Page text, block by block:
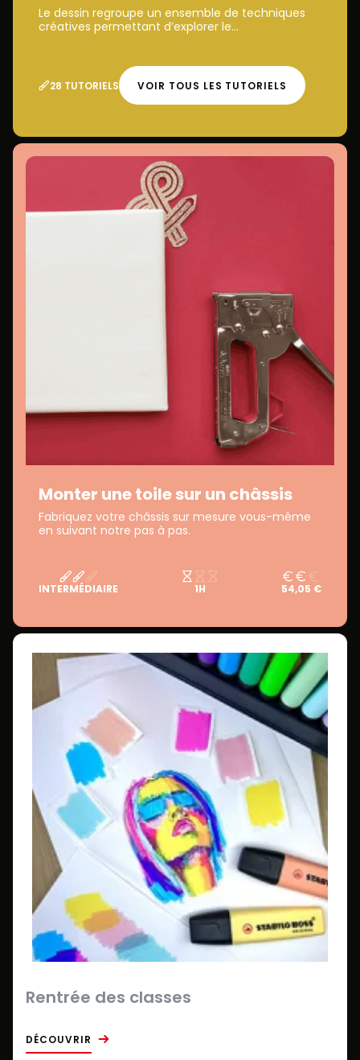
Le dessin regroupe un ensemble de techniques
créatives permettant d’explorer le...
28 TUTORIELS VOIR TOUS LES TUTORIELS
Monter une toile sur un châssis
Fabriquez votre châssis sur mesure vous-même
en suivant notre pas à pas.
INTERMÉDIAIRE 1H 54,05 €
Rentrée des classes
DÉCOUVRIR